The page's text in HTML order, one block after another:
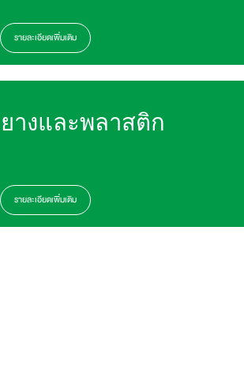
รายละเอียดเพิ่มเติม
ยางและพลาสติก
รายละเอียดเพิ่มเติม